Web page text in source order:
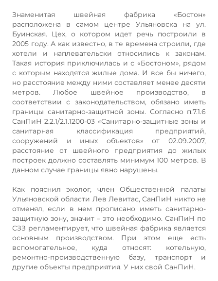
Знаменитая швейная фабрика «Бостон»
расположена в самом центре Ульяновска на ул.
Буинская. Цех, о котором идет речь построили в
2005 году. А как известно, в те времена строили, где
хотели и наплевательски относились к законам.
Такая история приключилась и с «Бостоном», рядом
с которым находятся жилые дома. И все бы ничего,
но расстояние между ними составляет менее десяти
метров. Любое швейное производство, в
соответствии с законодательством, обязано иметь
границы санитарно-защитной зоны. Согласно п.7.1.6
СанПиН 2.2.1/2.1.1200-03 «Санитарно-защитные зоны и
санитарная классификация предприятий,
сооружений и иных объектов» от 02.09.2007,
расстояние от швейного предприятия до жилых
построек должно составлять минимум 100 метров. В
данном случае границы явно нарушены.
Как пояснил эколог, член Общественной палаты
Ульяновской области Лев Левитас, СанПиН никто не
отменял, если в нем прописано иметь санитарно-
защитную зону, значит – это необходимо. СанПиН по
СЗЗ регламентирует, что швейная фабрика является
основным производством. При этом еще есть
вспомогательное, куда относят: котельную,
ремонтно-производственную базу, транспорт и
другие объекты предприятия. У них свой СанПиН.